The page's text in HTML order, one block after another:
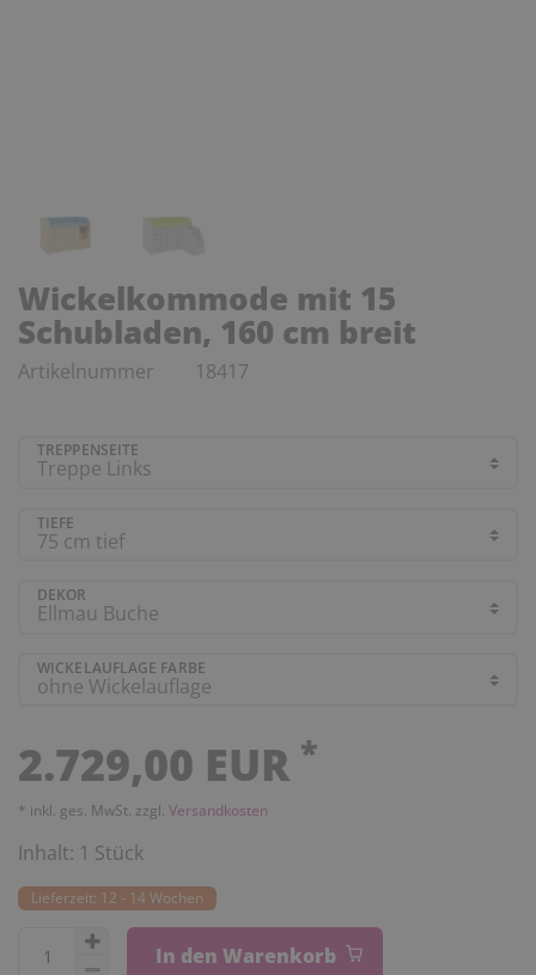
Wickelkommode mit 15
Schubladen, 160 cm breit
Artikelnummer 18417
TREPPENSEITE
TIEFE
DEKOR
WICKELAUFLAGE FARBE
2.729,00 EUR *
* inkl. ges. MwSt. zzgl. Versandkosten
Inhalt: 1 Stück
Lieferzeit: 12 - 14 Wochen
In den Warenkorb